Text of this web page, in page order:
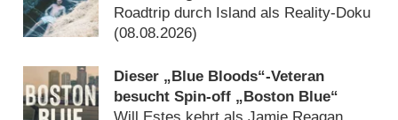
Sendung des Entertainer-Duos
Roadtrip durch Island als Reality-Doku
(08.08.2026)
Dieser „Blue Bloods“-Veteran
besucht Spin-off „Boston Blue“